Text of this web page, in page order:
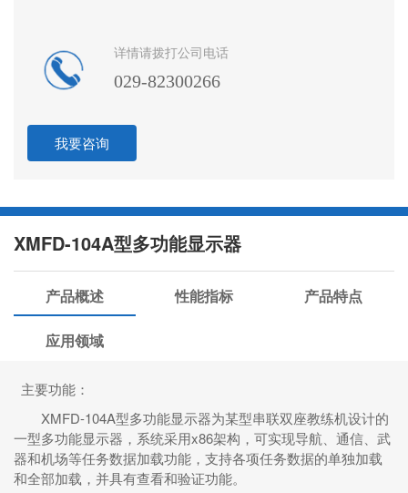
详情请拨打公司电话
029-82300266
我要咨询
XMFD-104A型多功能显示器
产品概述 性能指标 产品特点
应用领域
主要功能：
XMFD-104A型多功能显示器为某型串联双座教练机设计的
一型多功能显示器， 系统采用x86架构，可实现导航、 通信、武
器和机场等任务数据加载功能，支持各项任务数据的单独加载
和全部加载，并具有查看和验证功能。